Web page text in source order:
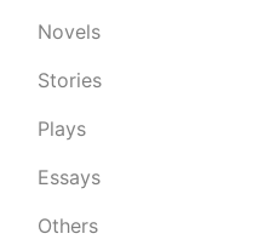
Novels
Stories
Plays
Essays
Others